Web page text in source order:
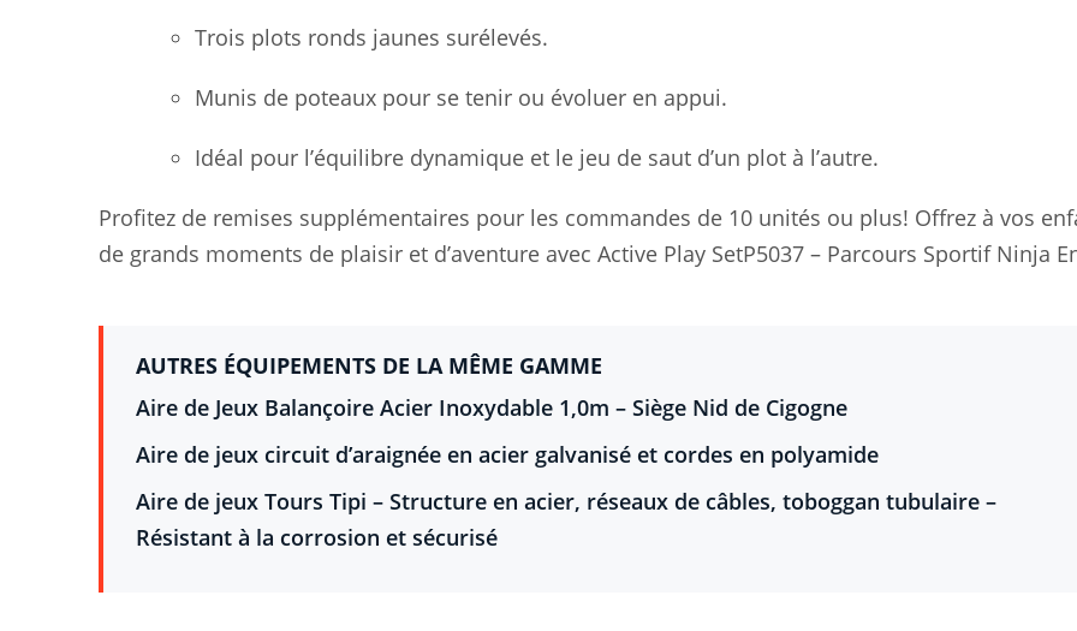
Trois plots ronds jaunes surélevés.
Munis de poteaux pour se tenir ou évoluer en appui.
Idéal pour l’équilibre dynamique et le jeu de saut d’un plot à l’autre.
Profitez de remises supplémentaires pour les commandes de 10 unités ou plus! Offrez à vos
de grands moments de plaisir et d’aventure avec Active Play SetP5037 – Parcours Sportif Ninja
AUTRES ÉQUIPEMENTS DE LA MÊME GAMME
Aire de Jeux Balançoire Acier Inoxydable 1,0m – Siège Nid de Cigogne
Aire de jeux circuit d’araignée en acier galvanisé et cordes en polyamide
Aire de jeux Tours Tipi – Structure en acier, réseaux de câbles, toboggan tubulaire –
Résistant à la corrosion et sécurisé